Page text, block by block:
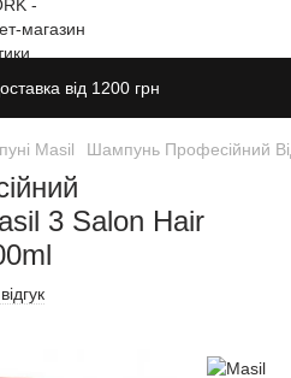
від 1200 грн
Masil Шампунь Професійний
3 Salon Hair